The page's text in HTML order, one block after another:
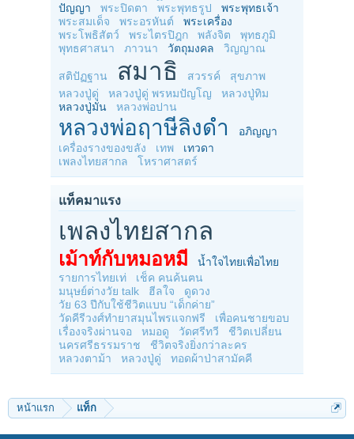
ปัญญา
พระปิดตา พระพุทธรูป
พระพุทธเจ้า
พระสมเด็จ
พระอรหันต์
พระเครื่อง
พระโพธิสัตว์
พระไตรปิฎก พลังจิต
พุทธภูมิ
พุทธศาสนา
ภาวนา วัตถุมงคล วิญญาณ
สติปัฏฐาน สมาธิ สวรรค์
สุขภาพ
หลวงปู่ดู่
หลวงปู่ดู่ พรหมปัญโญ
หลวงปู่ทิม
หลวงปู่มั่น
หลวงพ่อปาน
หลวงพ่อฤาษีลิงดำ
อภิญญา
เครื่องรางของขลัง
เทพ
เทวดา
เพลงไทยสากล
โหราศาสตร์
แท็คมาแรง
เพลงไทยสากล
เม้าท์กับหมอหมี
น้ำใจไทยเพื่อไทย
รายการไทยเท่
เช็ค คนค้นฅน
มนุษย์ต่างวัย talk
ฮีลใจ
ดูดวง
วัย 63 ปีกับใช้ชีวิตแบบ “เด็กค่าย”
วัดคีรีวงศ์ทำยาสมุนไพรแจกฟรี
เพื่อคนชายขอบ
เรื่องจริงผ่านจอ
หมอดู วัดศรีทวี
ชีวิตเปลี่ยน
นครศรีธรรมราช
ชีวิตจริงยิ่งกว่าละคร
หลวงตาม้า
หลวงปู่ดู่ ทอดผ้าป่าสามัคคี
หน้าแรก แท็ก